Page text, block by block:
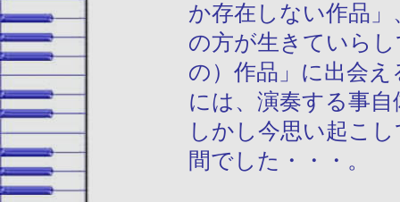
か存在しない作品
の方が生きていら
の）作品」に出会
には、演奏する事
しかし今思い起こ
間でした・・・。